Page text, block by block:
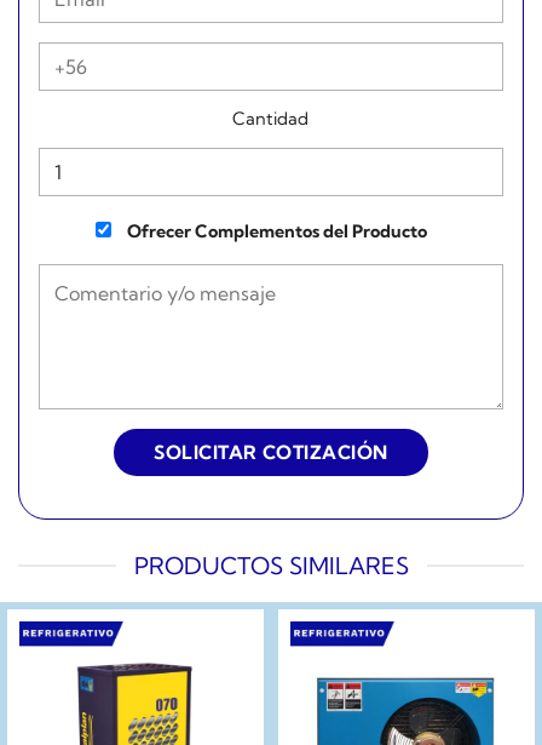
Cantidad
Ofrecer Complementos del Producto
PRODUCTOS SIMILARES